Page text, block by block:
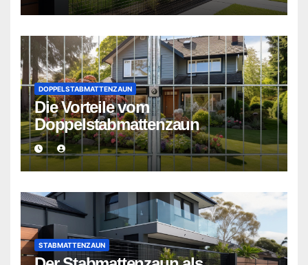
DOPPELSTABMATTENZAUN
Die Vorteile vom
Doppelstabmattenzaun
STABMATTENZAUN